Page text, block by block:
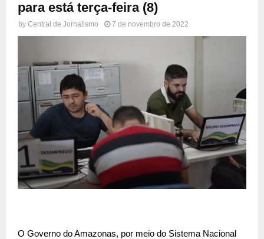
para está terça-feira (8)
by Central de Jornalismo 7 de novembro de 2022
O Governo do Amazonas, por meio do Sistema Nacional